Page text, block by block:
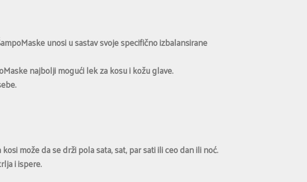
unosi u sastav svoje specifično izbalansirane
najbolji mogući lek za kosu i kožu glave.
može da se drži pola sata, sat, par sati ili ceo dan ili noć.
i ispere.